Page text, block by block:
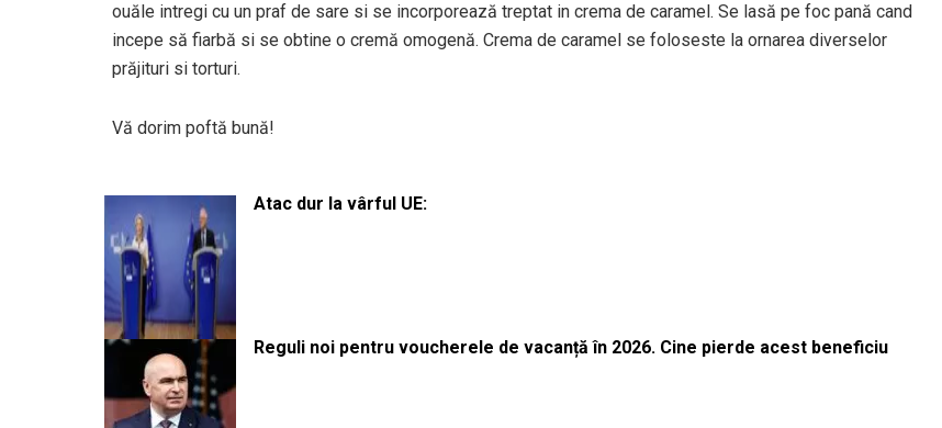
ouăle intregi cu un praf de sare si se incorporează treptat in crema de caramel. Se lasă pe foc pană cand
incepe să fiarbă si se obtine o cremă omogenă. Crema de caramel se foloseste la ornarea diverselor
prăjituri si torturi.
Vă dorim poftă bună!
Atac dur la vârful UE:
Reguli noi pentru voucherele de vacanță în 2026. Cine pierde acest beneficiu